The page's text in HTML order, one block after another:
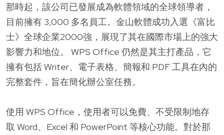
那時起，該公司已發展成為軟體領域的全球領導者，
目前擁有 3,000 多名員工。金山軟體成功入選《富比
士》全球企業2000強，展現了其在國際市場上的強大
影響力和地位。 WPS Office 仍然是其主打產品，它
擁有包括 Writer、電子表格、簡報和 PDF 工具在內的
完整套件，旨在簡化辦公室任務。
使用 WPS Office，使用者可以免費、不受限制地存
取 Word、Excel 和 PowerPoint 等核心功能。對於那